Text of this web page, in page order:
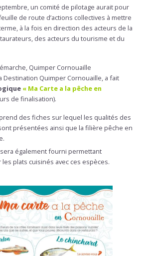
un comité de pilotage aurait pour
de route d’actions collectives à mettre
à la fois en direction des acteurs de la
des acteurs du tourisme et du
Quimper Cornouaille
Destination Quimper Cornouaille, a fait
« Ma Carte a la pêche en
de finalisation).
des fiches sur lequel les qualités des
présentées ainsi que la filière pêche en
également fourni permettant
les plats cuisinés avec ces espèces.